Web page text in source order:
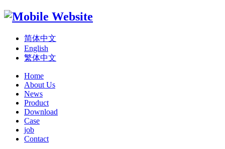
简体中文
English
繁体中文
Home
About Us
News
Product
Download
Case
job
Contact